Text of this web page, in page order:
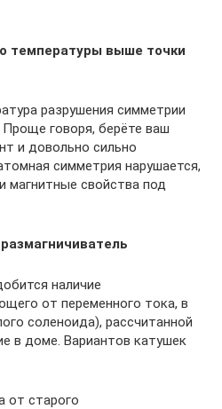
температуры выше точки
разрушения симметрии
говоря, берёте ваш
и довольно сильно
симметрия нарушается,
магнитные свойства под
наличие
от переменного тока, в
соленоида), рассчитанной
в доме. Вариантов катушек
от старого